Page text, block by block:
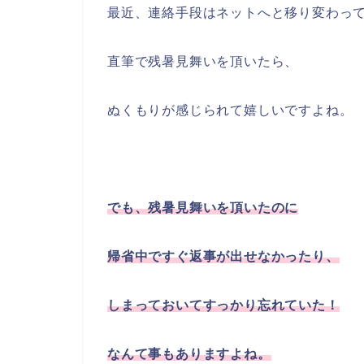
最近、連絡手段はネットへと移り変わっ
直筆で残暑見舞いを頂いたら、
ぬくもりが感じられて嬉しいですよね。
でも、残暑見舞いを頂いたのに
帰省中ですぐ返事が出せなかったり、
しまっておいてすっかり忘れていた！
なんて事もありますよね。